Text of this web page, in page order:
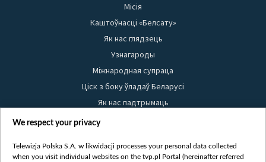
Місія
Каштоўнасці «Белсату»
Як нас глядзець
Узнагароды
Міжнародная супраца
Ціск з боку ўладаў Беларусі
Як нас падтрымаць
Правілы выкарыстання матэрыялаў
Бяспека
We respect your privacy
Telewizja Polska S.A. w likwidacji processes your personal data collected
when you visit individual websites on the tvp.pl Portal (hereinafter referred